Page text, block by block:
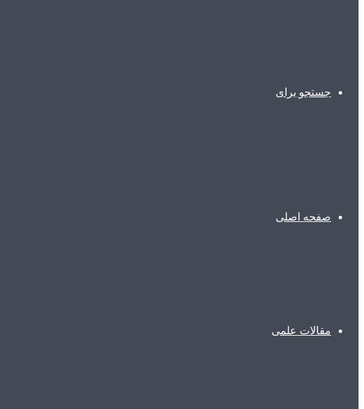
جستجو برای
صفحه اصلی
مقالات علمی